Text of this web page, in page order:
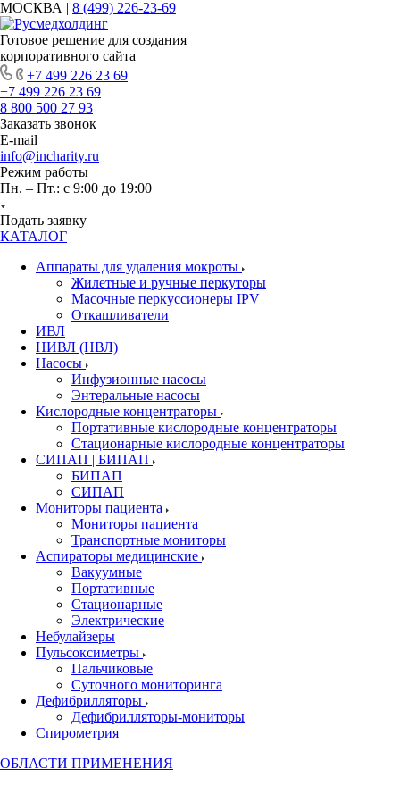
МОСКВА | 8 (499) 226-23-69
Готовое решение для создания
корпоративного сайта
+7 499 226 23 69
+7 499 226 23 69
8 800 500 27 93
Заказать звонок
E-mail
info@incharity.ru
Режим работы
Пн. – Пт.: с 9:00 до 19:00
Подать заявку
КАТАЛОГ
Аппараты для удаления мокроты
Жилетные и ручные перкуторы
Масочные перкуссионеры IPV
Откашливатели
ИВЛ
НИВЛ (НВЛ)
Насосы
Инфузионные насосы
Энтеральные насосы
Кислородные концентраторы
Портативные кислородные концентраторы
Стационарные кислородные концентраторы
СИПАП | БИПАП
БИПАП
СИПАП
Мониторы пациента
Мониторы пациента
Транспортные мониторы
Аспираторы медицинские
Вакуумные
Портативные
Стационарные
Электрические
Небулайзеры
Пульсоксиметры
Пальчиковые
Суточного мониторинга
Дефибрилляторы
Дефибрилляторы-мониторы
Спирометрия
ОБЛАСТИ ПРИМЕНЕНИЯ